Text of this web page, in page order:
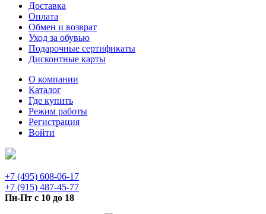
Доставка
Оплата
Обмен и возврат
Уход за обувью
Подарочные сертификаты
Дисконтные карты
О компании
Каталог
Где купить
Режим работы
Регистрация
Войти
+7 (495) 608-06-17
+7 (915) 487-45-77
Пн-Пт с 10 до 18